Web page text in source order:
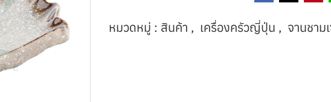
หมวดหมู่ : สินค้า , เครื่องครัวญี่ปุ่น , จานชาม